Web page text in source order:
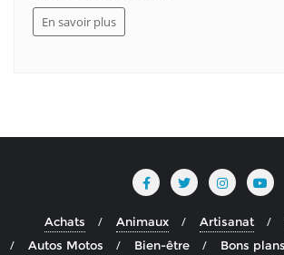
En savoir plus
Achats Animaux Artisanat
Autos Motos
Bien-être Bons plans